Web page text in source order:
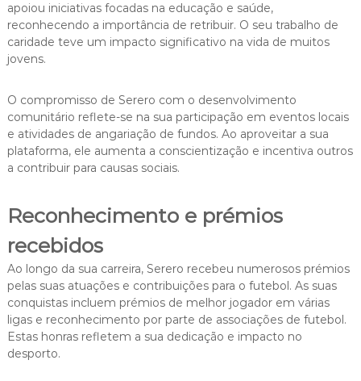
apoiou iniciativas focadas na educação e saúde,
reconhecendo a importância de retribuir. O seu trabalho de
caridade teve um impacto significativo na vida de muitos
jovens.
O compromisso de Serero com o desenvolvimento
comunitário reflete-se na sua participação em eventos locais
e atividades de angariação de fundos. Ao aproveitar a sua
plataforma, ele aumenta a conscientização e incentiva outros
a contribuir para causas sociais.
Reconhecimento e prémios
recebidos
Ao longo da sua carreira, Serero recebeu numerosos prémios
pelas suas atuações e contribuições para o futebol. As suas
conquistas incluem prémios de melhor jogador em várias
ligas e reconhecimento por parte de associações de futebol.
Estas honras refletem a sua dedicação e impacto no
desporto.